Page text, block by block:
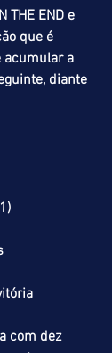
THE END e
que é
acumular a
diante
com dez